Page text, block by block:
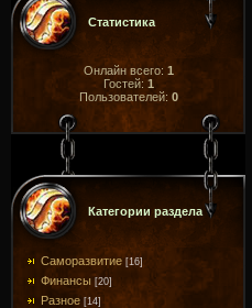
Статистика
Онлайн всего: 1
Гостей: 1
Пользователей: 0
Категории раздела
Саморазвитие [16]
Финансы [20]
Разное [14]